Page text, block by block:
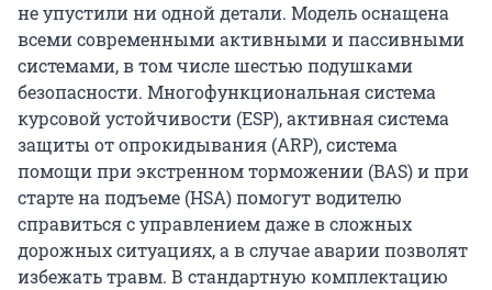
не упустили ни одной детали. Модель оснащена
всеми современными активными и пассивными
системами, в том числе шестью подушками
безопасности. Многофункциональная система
курсовой устойчивости (ESP), активная система
защиты от опрокидывания (ARP), система
помощи при экстренном торможении (BAS) и при
старте на подъеме (HSA) помогут водителю
справиться с управлением даже в сложных
дорожных ситуациях, а в случае аварии позволят
избежать травм. В стандартную комплектацию